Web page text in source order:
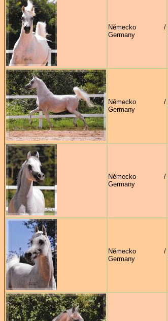
Německo /
Germany
Německo /
Germany
Německo /
Germany
Německo /
Germany